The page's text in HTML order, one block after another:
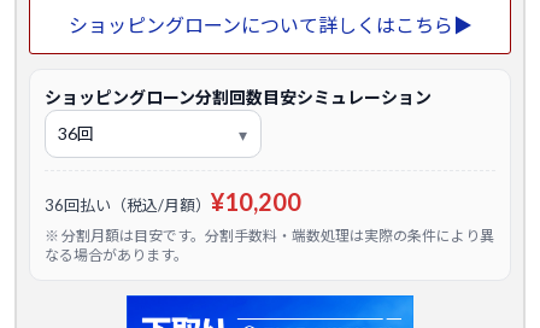
ショッピングローンについて詳しくはこちら▶
ショッピングローン分割回数目安シミュレーション
36回払い（税込/月額） ¥10,200
※ 分割月額は目安です。分割手数料・端数処理は実際の条件により異
なる場合があります。